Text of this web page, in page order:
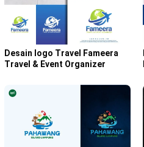
Desain logo Travel Fameera
Travel & Event Organizer